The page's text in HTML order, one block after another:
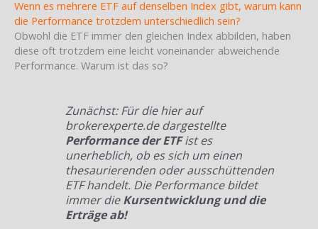
Wenn es mehrere ETF auf denselben Index gibt, warum kann
die Performance trotzdem unterschiedlich sein?
Obwohl die ETF immer den gleichen Index abbilden, haben
diese oft trotzdem eine leicht voneinander abweichende
Performance. Warum ist das so?
Zunächst: Für die hier auf
brokerexperte.de dargestellte
Performance der ETFist es
unerheblich, ob es sich um einen
thesaurierenden oder ausschüttenden
ETF handelt. Die Performance bildet
immer dieKursentwicklung und die
Erträge ab!